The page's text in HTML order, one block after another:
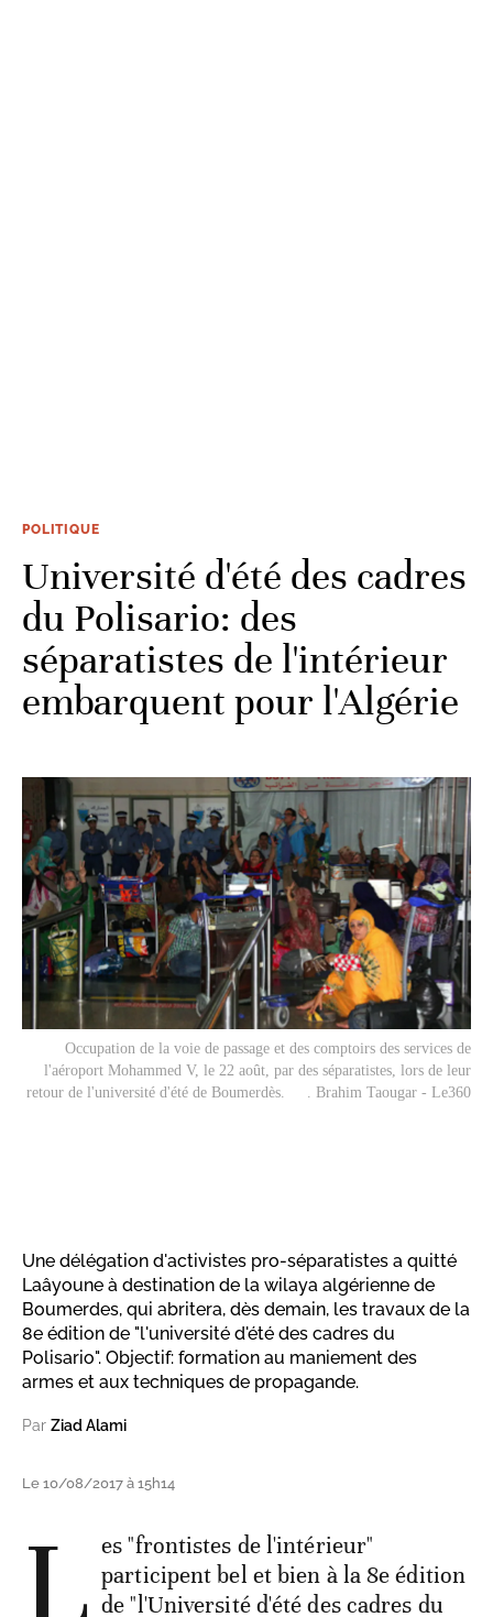
POLITIQUE
Université d'été des cadres
du Polisario: des
séparatistes de l'intérieur
embarquent pour l'Algérie
Occupation de la voie de passage et des comptoirs des services de
l'aéroport Mohammed V, le 22 août, par des séparatistes, lors de leur
retour de l'université d'été de Boumerdès. . Brahim Taougar - Le360
Une délégation d'activistes pro-séparatistes a quitté
Laâyoune à destination de la wilaya algérienne de
Boumerdes, qui abritera, dès demain, les travaux de la
8e édition de "l'université d'été des cadres du
Polisario". Objectif: formation au maniement des
armes et aux techniques de propagande.
Par Ziad Alami
Le 10/08/2017 à 15h14
L es "frontistes de l'intérieur"
participent bel et bien à la 8e édition
de "l'Université d'été des cadres du